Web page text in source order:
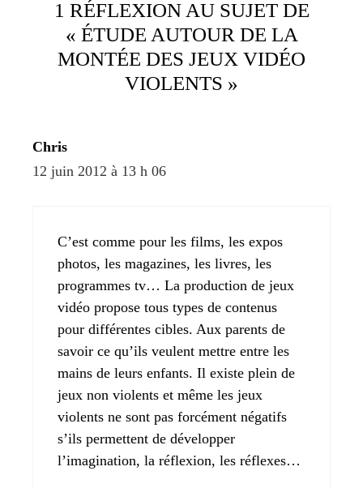
1 RÉFLEXION AU SUJET DE
« ÉTUDE AUTOUR DE LA
MONTÉE DES JEUX VIDÉO
VIOLENTS »
Chris
12 juin 2012 à 13 h 06
C’est comme pour les films, les expos
photos, les magazines, les livres, les
programmes tv… La production de jeux
vidéo propose tous types de contenus
pour différentes cibles. Aux parents de
savoir ce qu’ils veulent mettre entre les
mains de leurs enfants. Il existe plein de
jeux non violents et même les jeux
violents ne sont pas forcément négatifs
s’ils permettent de développer
l’imagination, la réflexion, les réflexes…